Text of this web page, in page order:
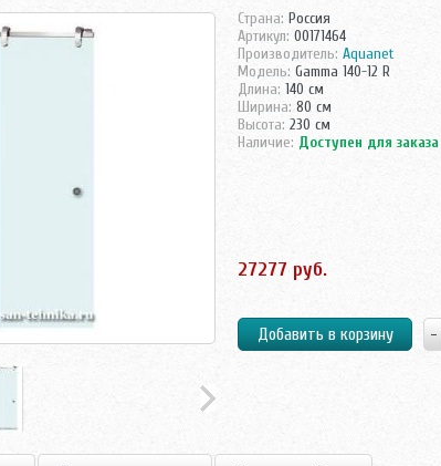
Страна: Россия
Артикул: 00171464
Производитель: Aquanet
Модель: Gamma 140-12 R
Длина: 140 см
Ширина: 80 см
Высота: 230 см
Наличие: Доступен для заказа
27277 руб.